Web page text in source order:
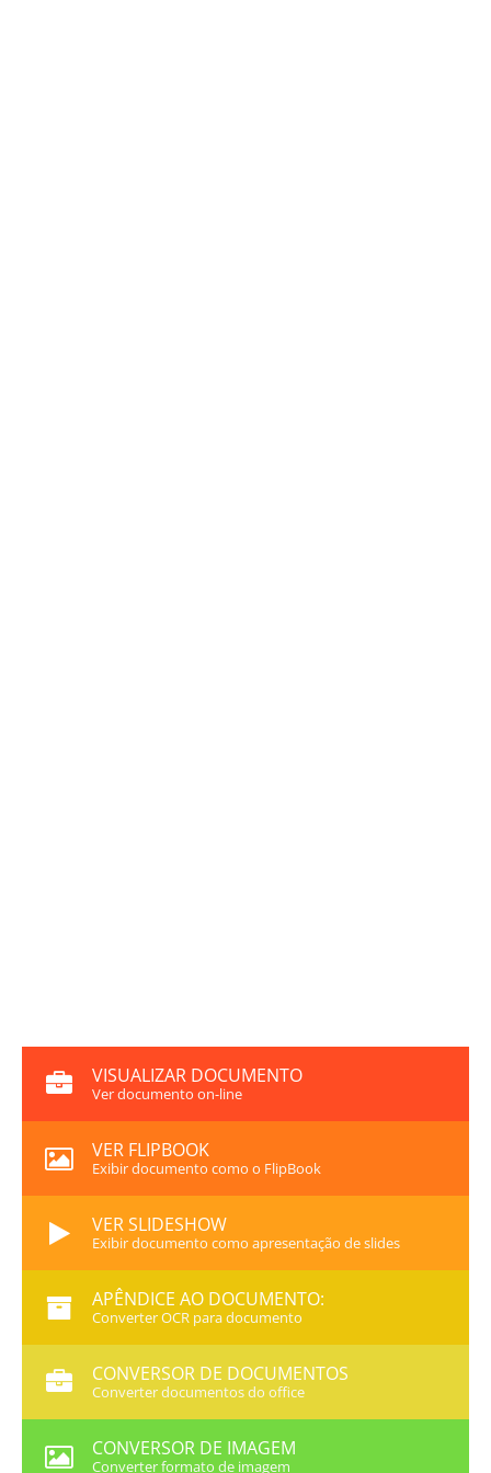
VISUALIZAR DOCUMENTO
Ver documento on-line
VER FLIPBOOK
Exibir documento como o FlipBook
VER SLIDESHOW
Exibir documento como apresentação de slides
APÊNDICE AO DOCUMENTO:
Converter OCR para documento
CONVERSOR DE DOCUMENTOS
Converter documentos do office
CONVERSOR DE IMAGEM
Converter formato de imagem